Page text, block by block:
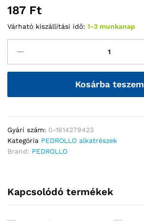
187 Ft
Várható kiszállítási idő: 1-3 munkanap
Kosárba teszem
Gyári szám: 0-1614279423
Kategória PEDROLLO alkatrészek
Brand: PEDROLLO
Kapcsolódó termékek